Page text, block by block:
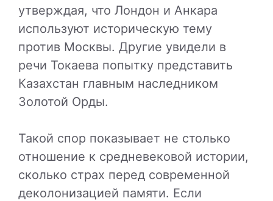
утверждая, что Лондон и Анкара
используют историческую тему
против Москвы. Другие увидели в
речи Токаева попытку представить
Казахстан главным наследником
Золотой Орды.
Такой спор показывает не столько
отношение к средневековой истории,
сколько страх перед современной
деколонизацией памяти. Если